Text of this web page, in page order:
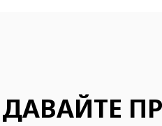
ДАВАЙТЕ